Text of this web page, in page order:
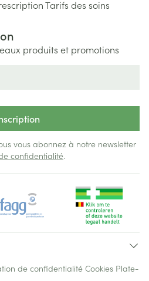
Tarifs des soins
produits et promotions
vous abonnez à notre newsletter
confidentialité.
de confidentialité Cookies Plate-